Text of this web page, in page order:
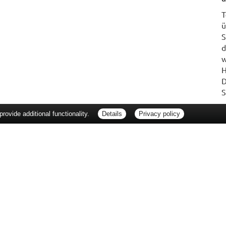
additional functionality. Details Privacy policy